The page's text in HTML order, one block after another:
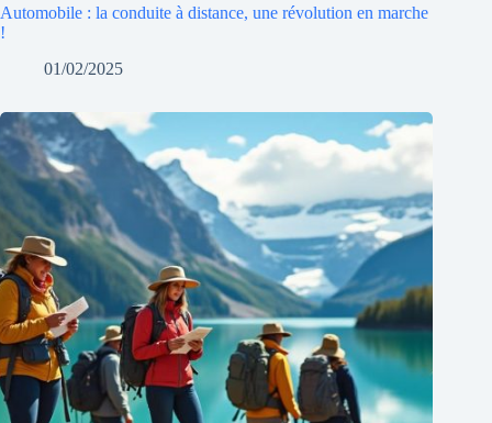
Automobile : la conduite à distance, une révolution en marche
!
01/02/2025